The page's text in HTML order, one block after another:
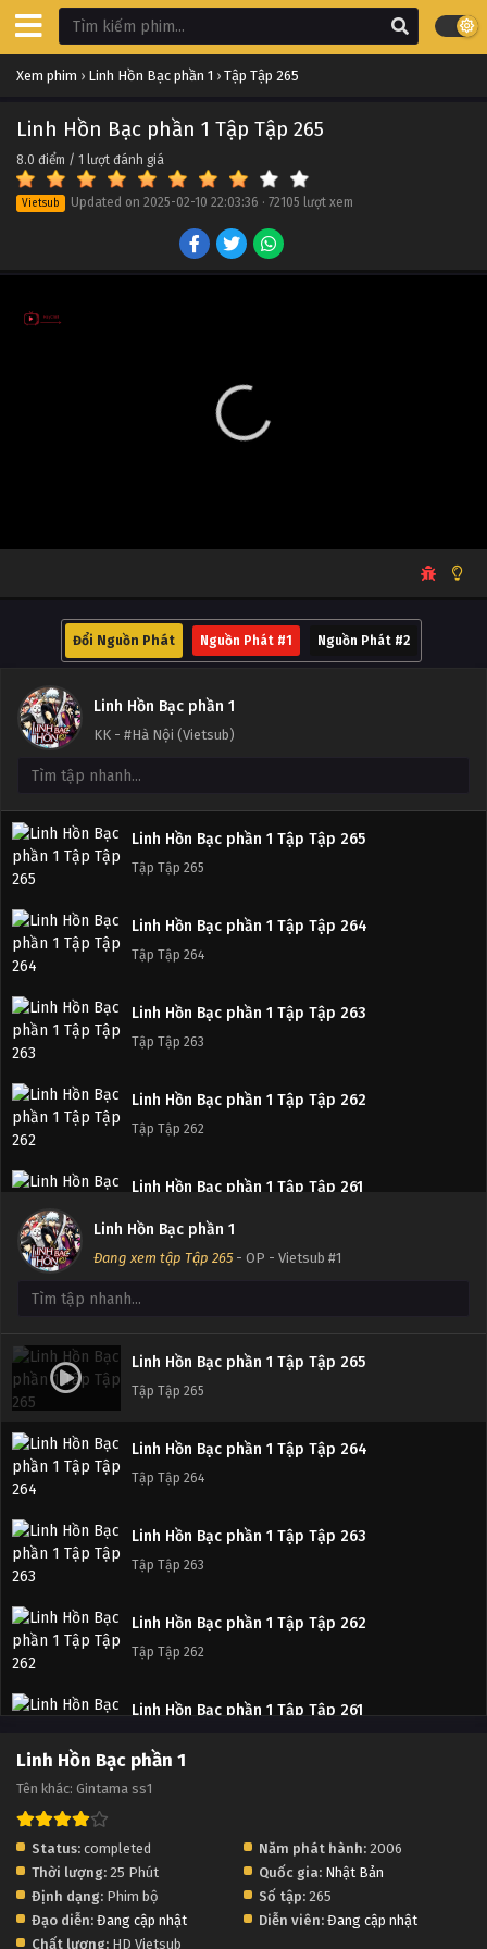
Xem phim › Linh Hồn Bạc phần 1 › Tập Tập 265
Linh Hồn Bạc phần 1 Tập Tập 265
8.0 điểm / 1 lượt đánh giá
Vietsub Updated on 2025-02-10 22:03:36 · 72105 lượt xem
Đổi Nguồn Phát Nguồn Phát #1 Nguồn Phát #2
Linh Hồn Bạc phần 1
KK - #Hà Nội (Vietsub)
Linh Hồn Bạc phần 1 Tập Tập 265
Tập Tập 265
Linh Hồn Bạc phần 1 Tập Tập 264
Tập Tập 264
Linh Hồn Bạc phần 1 Tập Tập 263
Tập Tập 263
Linh Hồn Bạc phần 1 Tập Tập 262
Tập Tập 262
Linh Hồn Bạc phần 1 Tập Tập 261
Tập Tập 260
Linh Hồn Bạc phần 1 Tập Tập 259
Tập Tập 259
Linh Hồn Bạc phần 1 Tập Tập 258
Tập Tập 258
Linh Hồn Bạc phần 1 Tập Tập 257
Tập Tập 257
Linh Hồn Bạc phần 1 Tập Tập 256
Tập Tập 256
Linh Hồn Bạc phần 1 Tập Tập 255
Linh Hồn Bạc phần 1 Tập Tập 254
Linh Hồn Bạc phần 1 Tập Tập 253
Tập Tập 253
Linh Hồn Bạc phần 1
Đang xem tập Tập 265- OP - Vietsub #1
Linh Hồn Bạc phần 1 Tập Tập 265
Tập Tập 265
Linh Hồn Bạc phần 1 Tập Tập 264
Tập Tập 264
Linh Hồn Bạc phần 1 Tập Tập 263
Tập Tập 263
Linh Hồn Bạc phần 1 Tập Tập 262
Tập Tập 262
Linh Hồn Bạc phần 1 Tập Tập 261
Linh Hồn Bạc phần 1 Tập Tập 260
Linh Hồn Bạc phần 1 Tập Tập 259
Tập Tập 259
Linh Hồn Bạc phần 1
Tên khác: Gintama ss1
Status: completed Năm phát hành: 2006
Thời lượng: 25 Phút Quốc gia: Nhật Bản
Định dạng: Phim bộ Số tập: 265
Đạo diễn: Đang cập nhật Diễn viên: Đang cập nhật
Chất lượng: HD Vietsub